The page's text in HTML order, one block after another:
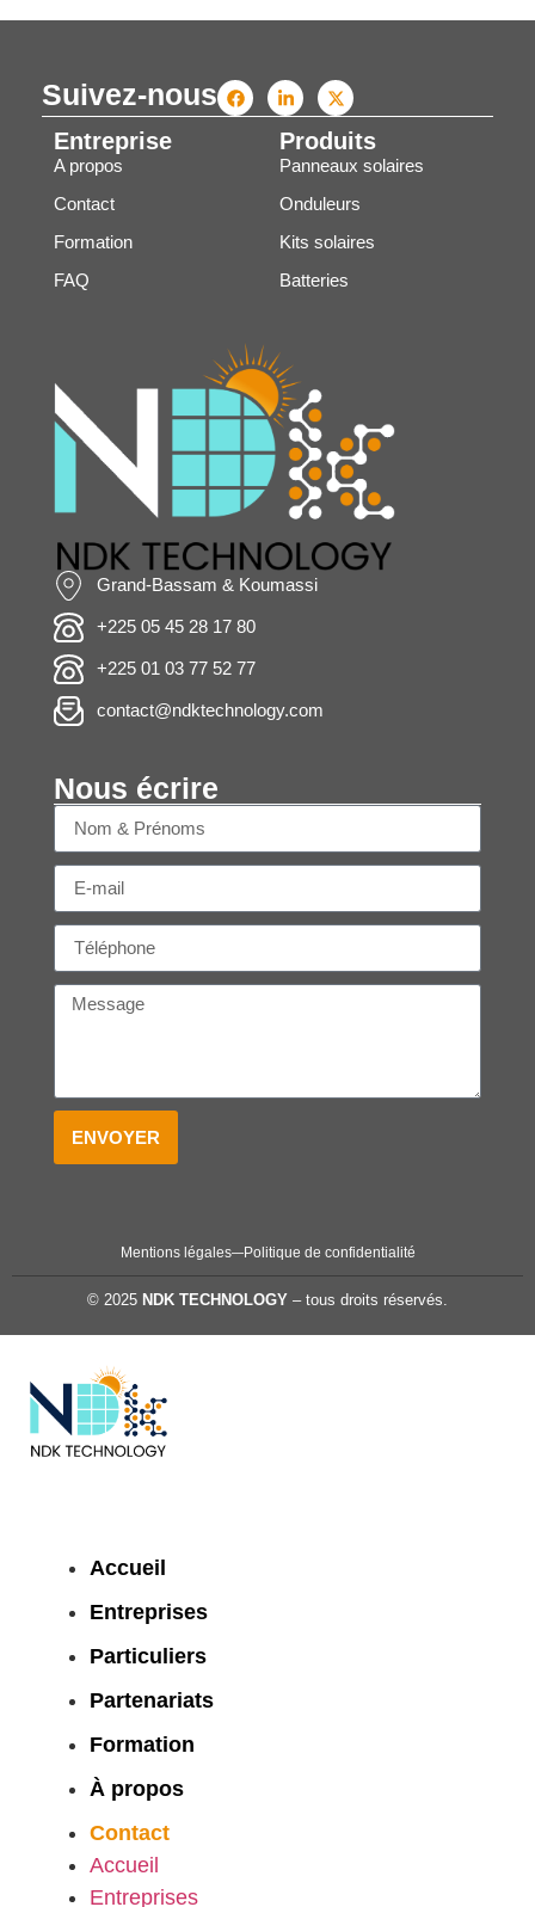
Suivez-nous
Entreprise
A propos
Contact
Formation
FAQ
Produits
Panneaux solaires
Onduleurs
Kits solaires
Batteries
Grand-Bassam & Koumassi
+225 05 45 28 17 80
+225 01 03 77 52 77
contact@ndktechnology.com
Nous écrire
ENVOYER
Mentions légales Politique de confidentialité
© 2025 NDK TECHNOLOGY – tous droits réservés.
Accueil
Entreprises
Particuliers
Partenariats
Formation
À propos
Contact
Accueil
Entreprises